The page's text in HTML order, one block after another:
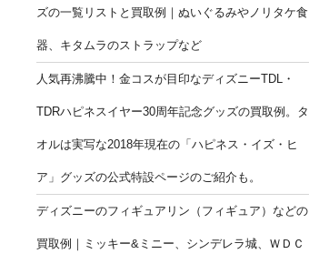
ズの一覧リストと買取例｜ぬいぐるみやノリタケ食
器、キタムラのストラップなど
人気再沸騰中！金コスが目印なディズニーTDL・
TDRハピネスイヤー30周年記念グッズの買取例。タ
オルは実写な2018年現在の「ハピネス・イズ・ヒ
ア」グッズの公式特設ページのご紹介も。
ディズニーのフィギュアリン（フィギュア）などの
買取例｜ミッキー&ミニー、シンデレラ城、ＷＤＣ